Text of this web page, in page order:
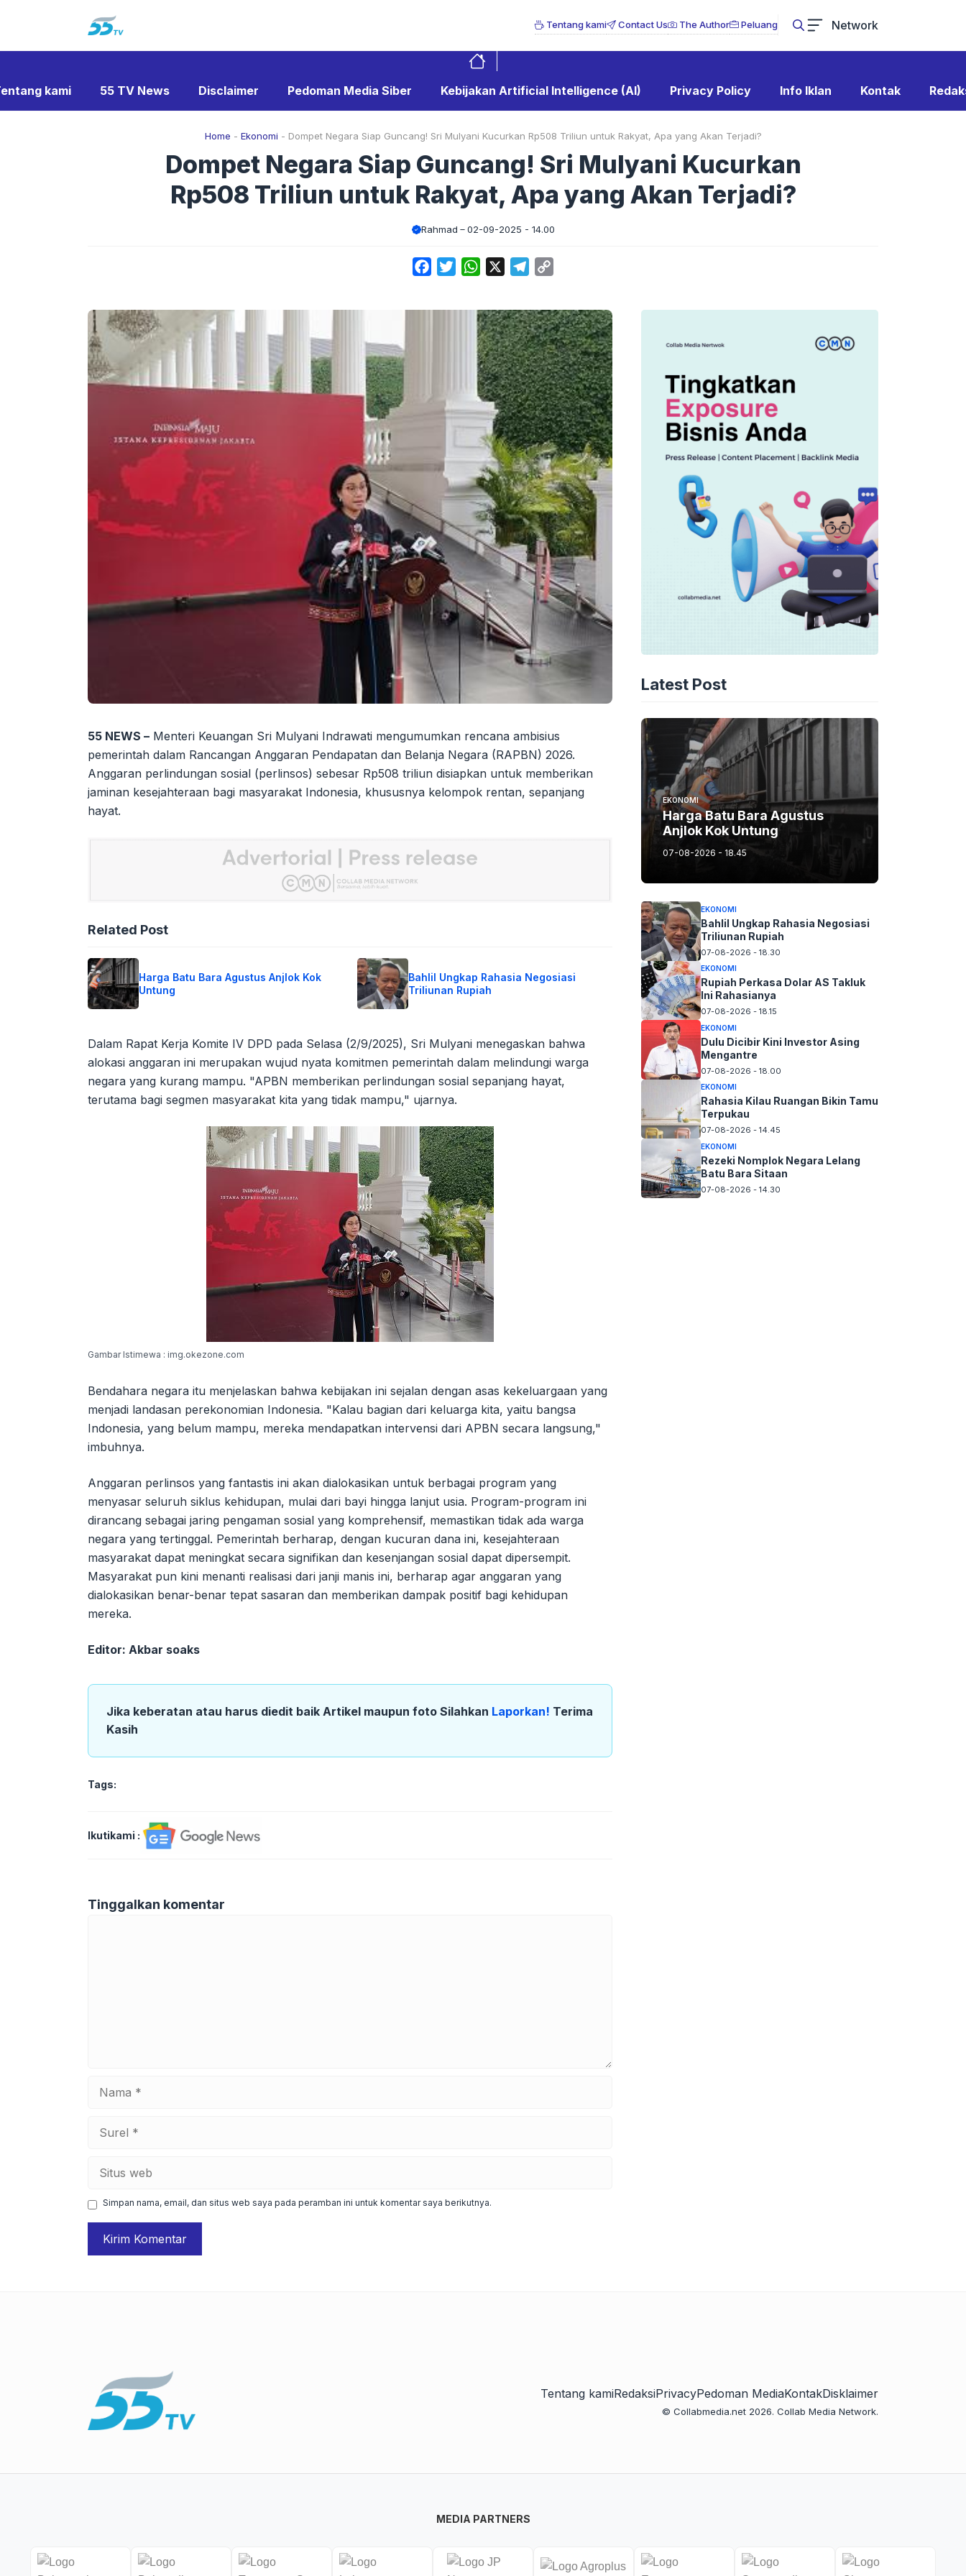
Tentang kami Contact Us The Author Peluang Network
kami 55 TV News Disclaimer Pedoman Media Siber Kebijakan Artificial Intelligence (AI) Privacy Policy Info Iklan Kontak
Home - Ekonomi - Dompet Negara Siap Guncang! Sri Mulyani Kucurkan Rp508 Triliun untuk Rakyat, Apa yang Akan Terjadi?
Dompet Negara Siap Guncang! Sri Mulyani Kucurkan
Rp508 Triliun untuk Rakyat, Apa yang Akan Terjadi?
Rahmad 02-09-2025 - 14.00
FacebookTwitterWhatsApp Telegram
55 NEWS – Menteri Keuangan Sri Mulyani Indrawati mengumumkan rencana ambisius
pemerintah dalam Rancangan Anggaran Pendapatan dan Belanja Negara (RAPBN) 2026.
Anggaran perlindungan sosial (perlinsos) sebesar Rp508 triliun disiapkan untuk memberikan
jaminan kesejahteraan bagi masyarakat Indonesia, khususnya kelompok rentan, sepanjang
hayat.
Related Post
Harga Batu Bara Agustus Anjlok Kok
Untung
Bahlil Ungkap Rahasia Negosiasi
Triliunan Rupiah
Dalam Rapat Kerja Komite IV DPD pada Selasa (2/9/2025), Sri Mulyani menegaskan bahwa
alokasi anggaran ini merupakan wujud nyata komitmen pemerintah dalam melindungi warga
negara yang kurang mampu. "APBN memberikan perlindungan sosial sepanjang hayat,
terutama bagi segmen masyarakat kita yang tidak mampu," ujarnya.
Gambar Istimewa : img.okezone.com
Bendahara negara itu menjelaskan bahwa kebijakan ini sejalan dengan asas kekeluargaan yang
menjadi landasan perekonomian Indonesia. "Kalau bagian dari keluarga kita, yaitu bangsa
Indonesia, yang belum mampu, mereka mendapatkan intervensi dari APBN secara langsung,"
imbuhnya.
Anggaran perlinsos yang fantastis ini akan dialokasikan untuk berbagai program yang
menyasar seluruh siklus kehidupan, mulai dari bayi hingga lanjut usia. Program-program ini
dirancang sebagai jaring pengaman sosial yang komprehensif, memastikan tidak ada warga
negara yang tertinggal. Pemerintah berharap, dengan kucuran dana ini, kesejahteraan
masyarakat dapat meningkat secara signifikan dan kesenjangan sosial dapat dipersempit.
Masyarakat pun kini menanti realisasi dari janji manis ini, berharap agar anggaran yang
dialokasikan benar-benar tepat sasaran dan memberikan dampak positif bagi kehidupan
mereka.
Editor: Akbar soaks
Jika keberatan atau harus diedit baik Artikel maupun foto Silahkan Laporkan! Terima
Kasih
Tags:
Ikutikami :
Tinggalkan komentar
web
Simpan nama, email, dan situs web saya pada peramban ini untuk komentar saya berikutnya.
Latest Post
EKONOMI
Harga Batu Bara Agustus
Anjlok Kok Untung
07-08-2026 - 18.45
EKONOMI
Bahlil Ungkap Rahasia Negosiasi
Triliunan Rupiah
07-08-2026 - 18.30
EKONOMI
Rupiah Perkasa Dolar AS Takluk
Ini Rahasianya
07-08-2026 - 18.15
EKONOMI
Dulu Dicibir Kini Investor Asing
Mengantre
07-08-2026 - 18.00
EKONOMI
Rahasia Kilau Ruangan Bikin Tamu
Terpukau
07-08-2026 - 14.45
EKONOMI
Rezeki Nomplok Negara Lelang
Batu Bara Sitaan
07-08-2026 - 14.30
Tentang kamiRedaksiPrivacyPedoman MediaKontakDisklaimer
© Collabmedia.net 2026. Collab Media Network.
MEDIA PARTNERS